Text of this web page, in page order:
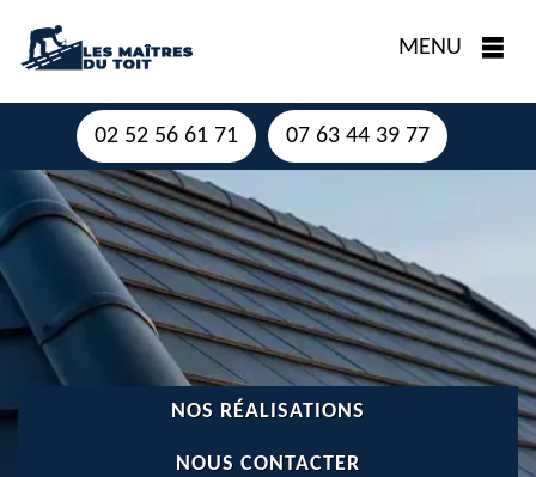
MENU
02 52 56 61 71 07 63 44 39 77
NOS RÉALISATIONS
NOUS CONTACTER